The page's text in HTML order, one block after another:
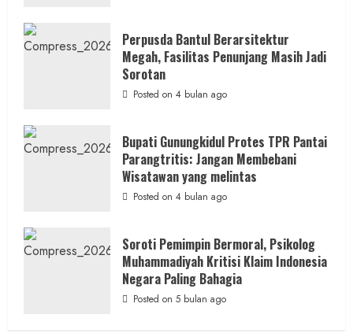
Kontraktor:
Ketum
PWRI
Minta
Perpusda Bantul Berarsitektur
Megah, Fasilitas Penunjang Masih Jadi
Sorotan
Posted on 4 bulan ago
Bupati Gunungkidul Protes TPR Pantai
Parangtritis: Jangan Membebani
Wisatawan yang melintas
Posted on 4 bulan ago
Soroti Pemimpin Bermoral, Psikolog
Muhammadiyah Kritisi Klaim Indonesia
Negara Paling Bahagia
Posted on 5 bulan ago